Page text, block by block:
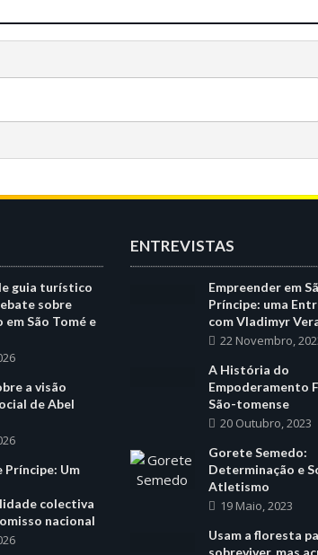
guia turístico
sobre
em São Tomé e
a visão
de Abel
Príncipe: Um
colectiva
nacional
ENTREVISTAS
Empreender em
Príncipe: uma
com Vladimyr
22 Novembro,
A História do
Empoderamento
São-tomense
20 Outubro, 2023
Gorete Semedo:
Determinação e
Atletismo
19 Maio, 2023
Usam a floresta
sobreviver, mas